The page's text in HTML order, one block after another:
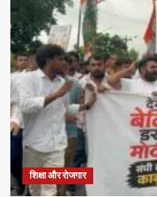
जीआरएम
स्कूल
में
स्पीच
और
अंतर
सदनीय
ड्रामा
प्रतियोगिताओं
में
छात्रों
ने
दिखाई
शिक्षा और रोजगार